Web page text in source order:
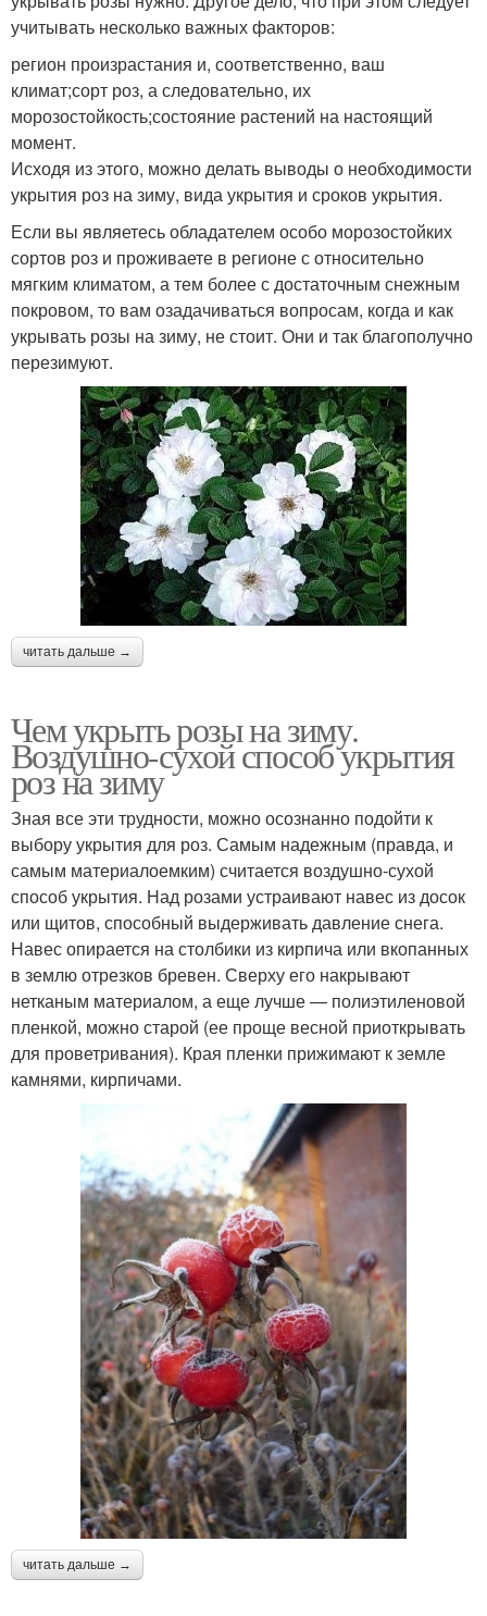
учитывать несколько важных факторов:
регион произрастания и, соответственно, ваш
климат;сорт роз, а следовательно, их
морозостойкость;состояние растений на настоящий
момент.
Исходя из этого, можно делать выводы о необходимости
укрытия роз на зиму, вида укрытия и сроков укрытия.
Если вы являетесь обладателем особо морозостойких
сортов роз и проживаете в регионе с относительно
мягким климатом, а тем более с достаточным снежным
покровом, то вам озадачиваться вопросам, когда и как
укрывать розы на зиму, не стоит. Они и так благополучно
перезимуют.
читать дальше →
Чем укрыть розы на зиму.
Воздушно-сухой способ укрытия
роз на зиму
Зная все эти трудности, можно осознанно подойти к
выбору укрытия для роз. Самым надежным (правда, и
самым материалоемким) считается воздушно-сухой
способ укрытия. Над розами устраивают навес из досок
или щитов, способный выдерживать давление снега.
Навес опирается на столбики из кирпича или вкопанных
в землю отрезков бревен. Сверху его накрывают
нетканым материалом, а еще лучше — полиэтиленовой
пленкой, можно старой (ее проще весной приоткрывать
для проветривания). Края пленки прижимают к земле
камнями, кирпичами.
читать дальше →